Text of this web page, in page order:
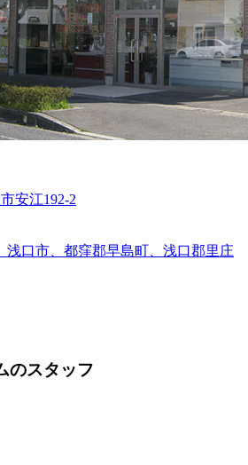
安江192-2
浅口市、都窪郡早島町、浅口郡里庄
のスタッフ